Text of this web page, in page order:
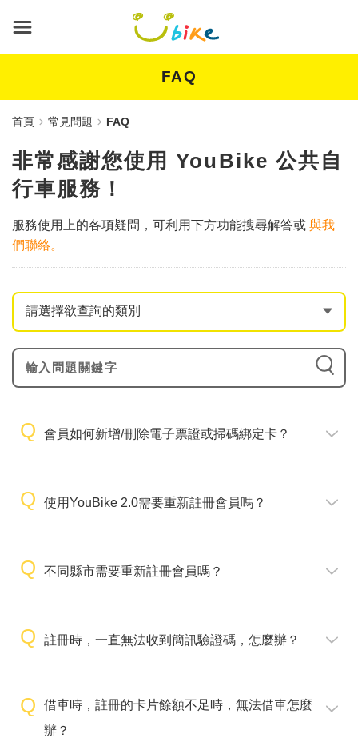
要
FAQ
首頁 常見問題 FAQ
非常感謝您使用 YouBike 公共自
行車服務！
服務使用上的各項疑問，可利用下方功能搜尋解答或 與我
們聯絡。
輸入問題關鍵字
會員如何新增/刪除電子票證或掃碼綁定卡？
使用YouBike 2.0需要重新註冊會員嗎？
不同縣市需要重新註冊會員嗎？
註冊時，一直無法收到簡訊驗證碼，怎麼辦？
借車時，註冊的卡片餘額不足時，無法借車怎麼
辦？